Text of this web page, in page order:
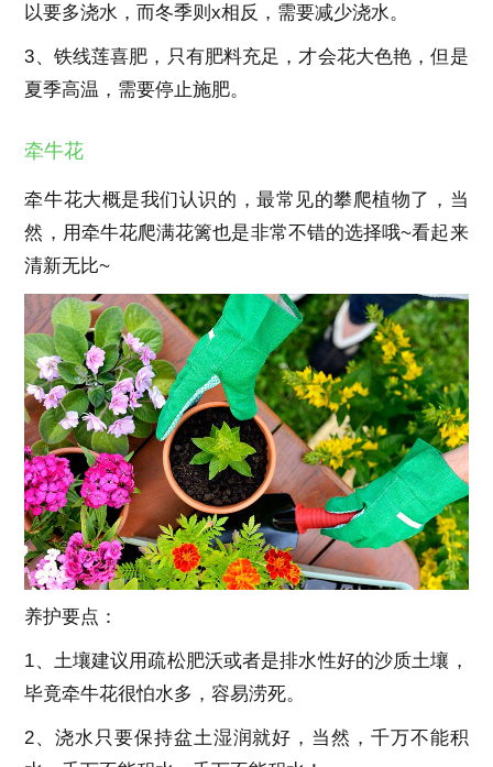
以要多浇水，而冬季则x相反，需要减少浇水。
3、铁线莲喜肥，只有肥料充足，才会花大色艳，但是
夏季高温，需要停止施肥。
牵牛花
牵牛花大概是我们认识的，最常见的攀爬植物了，当
然，用牵牛花爬满花篱也是非常不错的选择哦~看起来
清新无比~
养护要点：
1、土壤建议用疏松肥沃或者是排水性好的沙质土壤，
毕竟牵牛花很怕水多，容易涝死。
2、浇水只要保持盆土湿润就好，当然，千万不能积